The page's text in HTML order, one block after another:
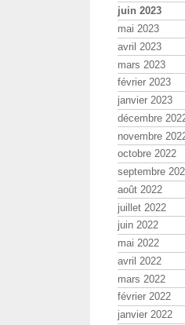
juin 2023
mai 2023
avril 2023
mars 2023
février 2023
janvier 2023
décembre
novembre
octobre 2022
septembre
août 2022
juillet 2022
juin 2022
mai 2022
avril 2022
mars 2022
février 2022
janvier 2022